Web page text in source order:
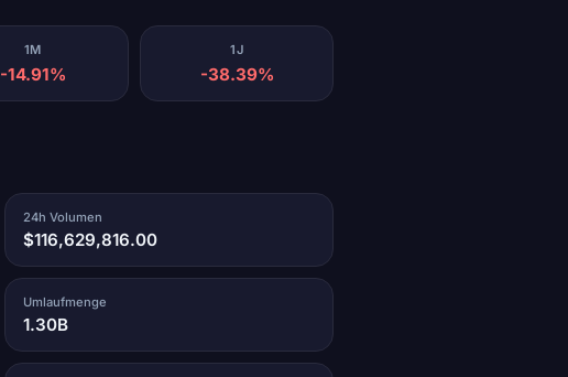
1M
-14.91%
1J
-38.39%
24h Volumen
$116,629,816.00
Umlaufmenge
1.30B